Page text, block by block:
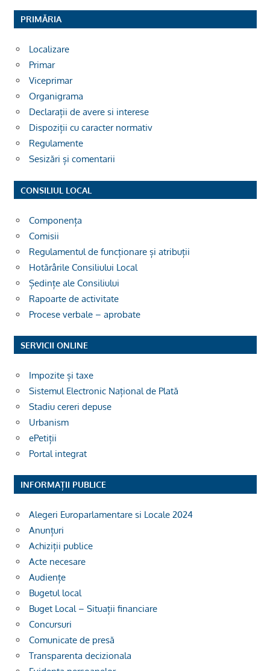
PRIMĂRIA
Localizare
Primar
Viceprimar
Organigrama
Declarații de avere si interese
Dispoziții cu caracter normativ
Regulamente
Sesizări și comentarii
CONSILIUL LOCAL
Componența
Comisii
Regulamentul de funcționare și atribuții
Hotărârile Consiliului Local
Ședințe ale Consiliului
Rapoarte de activitate
Procese verbale – aprobate
SERVICII ONLINE
Impozite și taxe
Sistemul Electronic Național de Plată
Stadiu cereri depuse
Urbanism
ePetiții
Portal integrat
INFORMAȚII PUBLICE
Alegeri Europarlamentare si Locale 2024
Anunțuri
Achiziții publice
Acte necesare
Audiențe
Bugetul local
Buget Local – Situații financiare
Concursuri
Comunicate de presă
Transparenta decizionala